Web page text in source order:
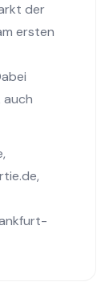
der
ersten
auch
,
,